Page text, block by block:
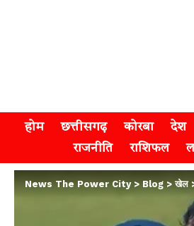
होम छत्तीसगढ़ कोरबा देश
राजनीति
राशिफल
News The Power City> Blog >खेल